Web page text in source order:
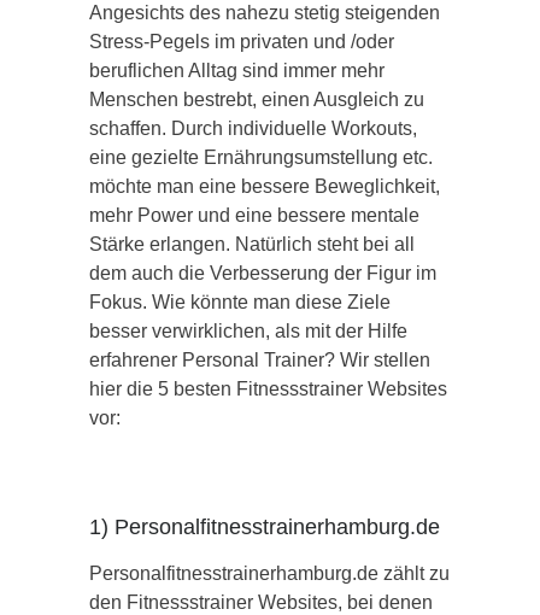
Angesichts des nahezu stetig steigenden
Stress-Pegels im privaten und /oder
beruflichen Alltag sind immer mehr
Menschen bestrebt, einen Ausgleich zu
schaffen. Durch individuelle Workouts,
eine gezielte Ernährungsumstellung etc.
möchte man eine bessere Beweglichkeit,
mehr Power und eine bessere mentale
Stärke erlangen. Natürlich steht bei all
dem auch die Verbesserung der Figur im
Fokus. Wie könnte man diese Ziele
besser verwirklichen, als mit der Hilfe
erfahrener Personal Trainer? Wir stellen
hier die 5 besten Fitnessstrainer Websites
vor:
1) Personalfitnesstrainerhamburg.de
Personalfitnesstrainerhamburg.de zählt zu
den Fitnessstrainer Websites, bei denen